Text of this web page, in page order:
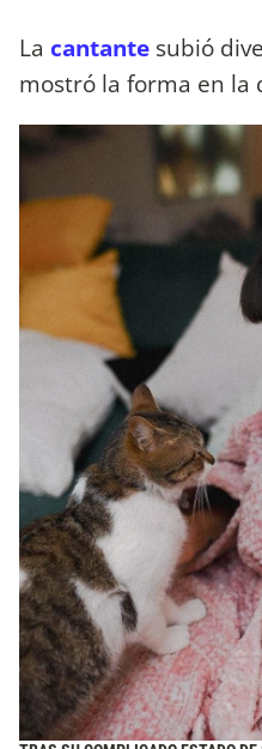
La cantante subió
mostró la forma en la